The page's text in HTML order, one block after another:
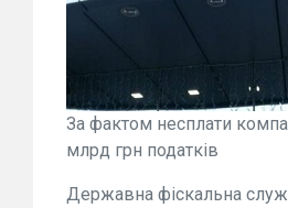
За фактом несплати
млрд грн податків
Державна фіскальна